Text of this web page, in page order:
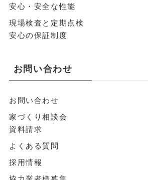
安心・安全な性能
現場検査と定期点検
安心の保証制度
お問い合わせ
お問い合わせ
家づくり相談会
資料請求
よくある質問
採用情報